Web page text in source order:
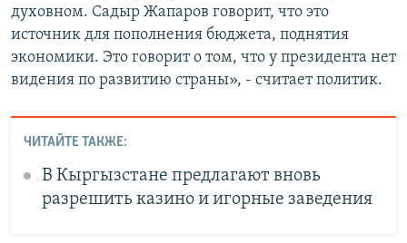
духовном. Садыр Жапаров говорит, что это
источник для пополнения бюджета, поднятия
экономики. Это говорит о том, что у президента нет
видения по развитию страны», - считает политик.
ЧИТАЙТЕ ТАКЖЕ:
В Кыргызстане предлагают вновь
разрешить казино и игорные заведения